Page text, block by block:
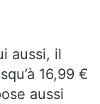
aussi, il
16,99 €
aussi